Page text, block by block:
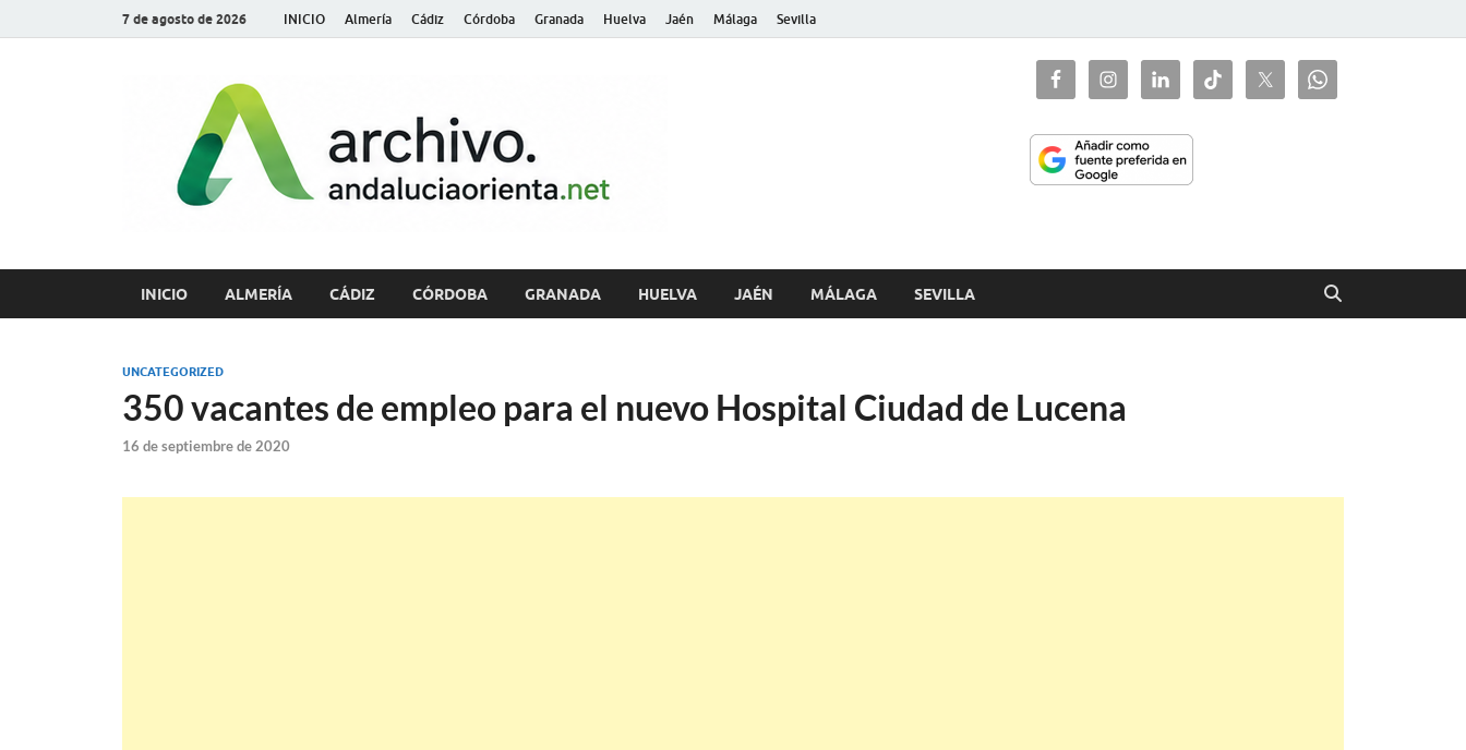
7 de agosto de 2026 INICIO Almería Cádiz Córdoba Granada Huelva Jaén Málaga Sevilla
archivo.andaluciaorienta
INICIO ALMERÍA CÁDIZ CÓRDOBA GRANADA HUELVA JAÉN MÁLAGA SEVILLA
UNCATEGORIZED
350 vacantes de empleo para el nuevo Hospital Ciudad de Lucena
16 de septiembre de 2020